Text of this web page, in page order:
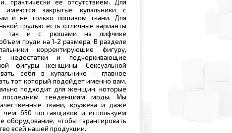
практически ее отсутствием. Для
имеются закрытые купальники с
и не только пошивом ткани. Для
грудью есть отличные варианты
так и с рюшами на лифчике
груди на 1-2 размера. В разделе
корректирующие фигуру,
недостатки и подчеркивающие
фигуры женщины. Сексуальной
себя в купальнике - главное
тот который подойдет именно вам.
подходит для женщин, которые
последним тенденциям моды. Мы
ткани, кружева и даже
чем 650 поставщиков и используем
чтобы гарантировать
всей нашей продукции.